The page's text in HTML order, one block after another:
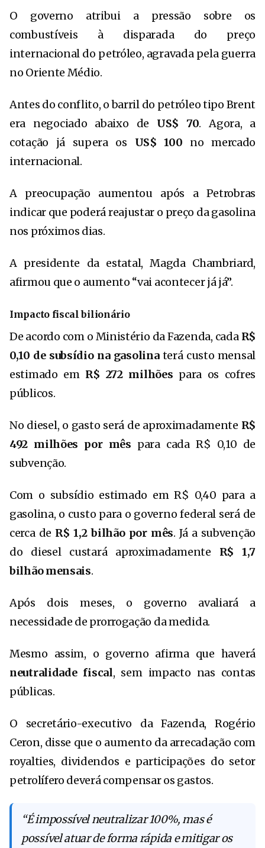
O governo atribui a pressão sobre os
combustíveis à disparada do preço
internacional do petróleo, agravada pela guerra
no Oriente Médio.
Antes do conflito, o barril do petróleo tipo Brent
era negociado abaixo de US$ 70. Agora, a
cotação já supera os US$ 100 no mercado
internacional.
A preocupação aumentou após a Petrobras
indicar que poderá reajustar o preço da gasolina
nos próximos dias.
A presidente da estatal,Magda Chambriard,
afirmou que o aumento “vai acontecer já já”.
Impacto fiscal bilionário
De acordo com o Ministério da Fazenda, cada R$
0,10 de subsídio na gasolinaterá custo mensal
estimado em R$ 272 milhões para os cofres
públicos.
No diesel, o gasto será de aproximadamente R$
492 milhões por mês para cada R$ 0,10 de
subvenção.
Com o subsídio estimado em R$ 0,40 para a
gasolina, o custo para o governo federal será de
cerca de R$ 1,2 bilhão por mês. Já a subvenção
do diesel custará aproximadamente R$ 1,7
bilhão mensais.
Após dois meses, o governo avaliará a
necessidade de prorrogação da medida.
Mesmo assim, o governo afirma que haverá
neutralidade fiscal, sem impacto nas contas
públicas.
O secretário-executivo da Fazenda,Rogério
Ceron, disse que o aumento da arrecadação com
royalties, dividendos e participações do setor
petrolífero deverá compensar os gastos.
“É impossível neutralizar 100%, mas é
possível atuar de forma rápida e mitigar os